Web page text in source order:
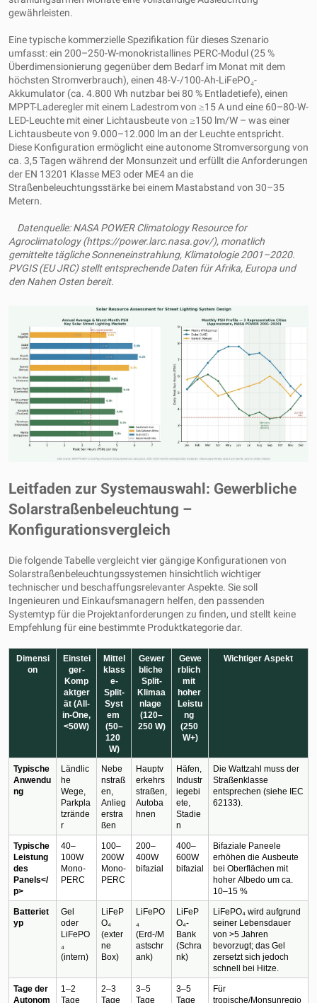
gewährleisten.
Eine typische kommerzielle Spezifikation für dieses Szenario
umfasst: ein 200–250-W-monokristallines PERC-Modul (25 %
Überdimensionierung gegenüber dem Bedarf im Monat mit dem
höchsten Stromverbrauch), einen 48-V-/100-Ah-LiFePO₄-
Akkumulator (ca. 4.800 Wh nutzbar bei 80 % Entladetiefe), einen
MPPT-Laderegler mit einem Ladestrom von ≥15 A und eine 60–80-W-
LED-Leuchte mit einer Lichtausbeute von ≥150 lm/W – was einer
Lichtausbeute von 9.000–12.000 lm an der Leuchte entspricht.
Diese Konfiguration ermöglicht eine autonome Stromversorgung von
ca. 3,5 Tagen während der Monsunzeit und erfüllt die Anforderungen
der EN 13201 Klasse ME3 oder ME4 an die
Straßenbeleuchtungsstärke bei einem Mastabstand von 30–35
Metern.
Datenquelle: NASA POWER Climatology Resource for
Agroclimatology (https://power.larc.nasa.gov/), monatlich
gemittelte tägliche Sonneneinstrahlung, Klimatologie 2001–2020.
PVGIS (EU JRC) stellt entsprechende Daten für Afrika, Europa und
den Nahen Osten bereit.
Leitfaden zur Systemauswahl: Gewerbliche
Solarstraßenbeleuchtung –
Konfigurationsvergleich
Die folgende Tabelle vergleicht vier gängige Konfigurationen von
Solarstraßenbeleuchtungssystemen hinsichtlich wichtiger
technischer und beschaffungsrelevanter Aspekte. Sie soll
Ingenieuren und Einkaufsmanagern helfen, den passenden
Systemtyp für die Projektanforderungen zu finden, und stellt keine
Empfehlung für eine bestimmte Produktkategorie dar.
Dimensi
on
Einstei
ger-
Komp
aktger
ät (All-
in-One,
<50W)
Mittel
klass
e-
Split-
Syst
em
(50–
120
W)
Gewer
bliche
Split-
Klimaa
nlage
(120–
250 W)
Gewe
rblich
mit
hoher
Leistu
ng
(250
W+)
Wichtiger Aspekt
Typische
Anwendu
ng
Ländlic
he
Wege,
Parkpla
tzrände
r
Nebe
nstraß
en,
Anlieg
erstra
ßen
Hauptv
erkehrs
straßen,
Autoba
hnen
Häfen,
Industr
iegebi
ete,
Stadie
n
Die Wattzahl muss der
Straßenklasse
entsprechen (siehe IEC
62133).
Typische
Leistung
des
Panels</
p>
40–
100W
Mono-
PERC
100–
200W
Mono-
PERC
200–
400W
bifazial
400–
600W
bifazial
Bifaziale Paneele
erhöhen die Ausbeute
bei Oberflächen mit
hoher Albedo um ca.
10–15 %
Batteriet
yp
Gel
oder
LiFePO
₄
(intern)
LiFeP
O₄
(exter
ne
Box)
LiFePO
₄
(Erd-/M
astschr
ank)
LiFeP
O₄-
Bank
(Schra
nk)
LiFePO₄ wird aufgrund
seiner Lebensdauer
von >5 Jahren
bevorzugt; das Gel
zersetzt sich jedoch
schnell bei Hitze.
Tage der
Autonom
1–2
Tage
2–3
Tage
3–5
Tage
3–5
Tage
Für
tropische/Monsunregio